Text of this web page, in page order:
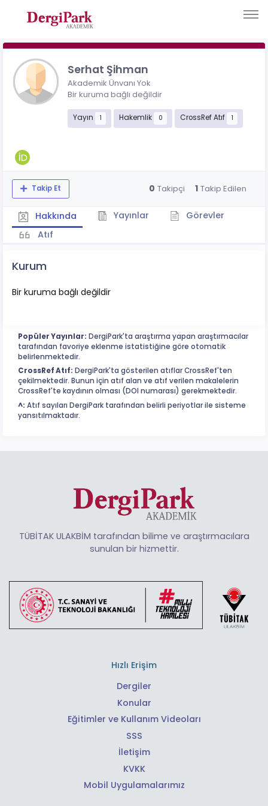
Serhat Şihman
Akademik Ünvanı Yok
Bir kuruma bağlı değildir
Yayın 1 Hakemlik 0 CrossRef Atıf 1
Takip Et 0 Takipçi 1 Takip Edilen
Hakkında Yayınlar
Görevler
Atıf
Kurum
Bir kuruma bağlı değildir
Popüler Yayınlar: DergiPark'ta araştırma yapan araştırmacılar
tarafından favoriye eklenme istatistiğine göre otomatik
belirlenmektedir.
CrossRef Atıf: DergiPark'ta gösterilen atıflar CrossRef'ten
çekilmektedir. Bunun için atıf alan ve atıf verilen makalelerin
CrossRef'te kaydının olması (DOI numarası) gerekmektedir.
^: Atıf sayıları DergiPark tarafından belirli periyotlar ile sisteme
yansıtılmaktadır.
TÜBİTAK ULAKBİM tarafından bilime ve araştırmacılara
sunulan bir hizmettir.
Hızlı Erişim
Dergiler
Konular
Eğitimler ve Kullanım Videoları
SSS
İletişim
KVKK
Mobil Uygulamalarımız